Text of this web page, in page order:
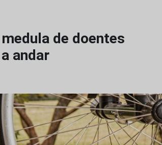
de doentes
andar